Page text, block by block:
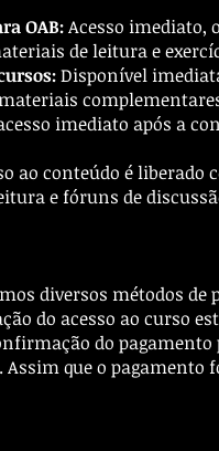
OAB:Acesso imediato,
de leitura e
Disponível
imediato após a
ao conteúdo é
e fóruns de
diversos métodos
do acesso ao curso
do pagamento
Assim que o